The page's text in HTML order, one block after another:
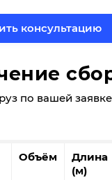
консультацию
по вашей
Объём
Длина
(м)